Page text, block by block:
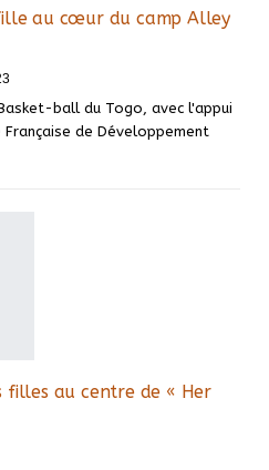
au cœur du camp Alley
ball du Togo, avec l'appui
Française de Développement
filles au centre de « Her